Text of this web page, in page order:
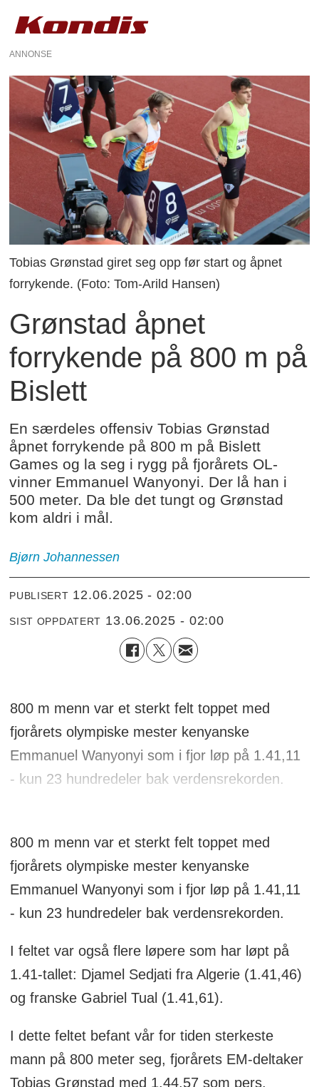
ANNONSE
Tobias Grønstad giret seg opp før start og åpnet
forrykende. (Foto: Tom-Arild Hansen)
Grønstad åpnet
forrykende på 800 m på
Bislett
En særdeles offensiv Tobias Grønstad
åpnet forrykende på 800 m på Bislett
Games og la seg i rygg på fjorårets OL-
vinner Emmanuel Wanyonyi. Der lå han i
500 meter. Da ble det tungt og Grønstad
kom aldri i mål.
Bjørn Johannessen
PUBLISERT 12.06.2025 - 02:00
SIST OPPDATERT 13.06.2025 - 02:00
800 m menn var et sterkt felt toppet med
fjorårets olympiske mester kenyanske
Emmanuel Wanyonyi som i fjor løp på 1.41,11
- kun 23 hundredeler bak verdensrekorden.
800 m menn var et sterkt felt toppet med
fjorårets olympiske mester kenyanske
Emmanuel Wanyonyi som i fjor løp på 1.41,11
- kun 23 hundredeler bak verdensrekorden.
I feltet var også flere løpere som har løpt på
1.41-tallet: Djamel Sedjati fra Algerie (1.41,46)
og franske Gabriel Tual (1.41,61).
I dette feltet befant vår for tiden sterkeste
mann på 800 meter seg, fjorårets EM-deltaker
Tobias Grønstad med 1.44,57 som pers.